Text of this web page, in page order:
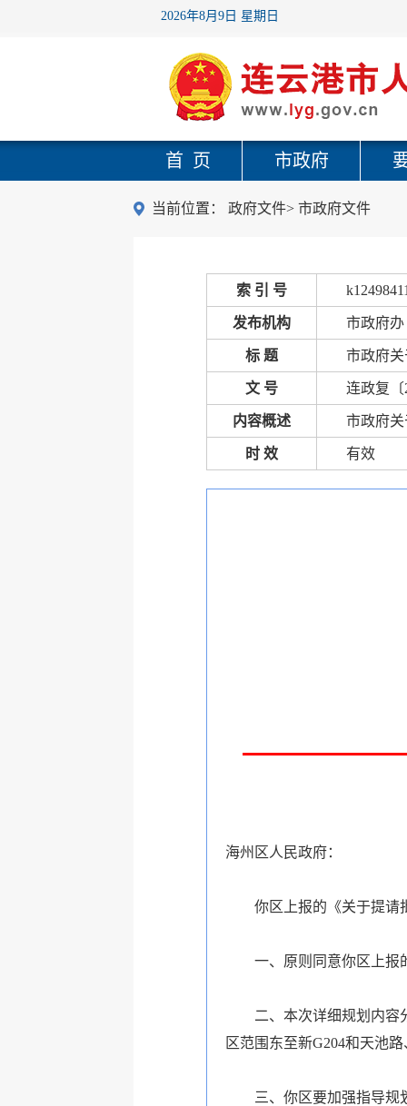
2026年8月9日 星期日
首 页 市政府
当前位置： 政府文件> 市政府文件
索 引 号
发布机构 市政府办
标 题 市政府
文 号 连政复〔
内容概述 市政府
时 效 有效
海州区人民政府：
你区上报的《关于提请
一、原则同意你区上报
二、本次详细规划内容
区范围东至新G204和天池
三、你区要加强指导规